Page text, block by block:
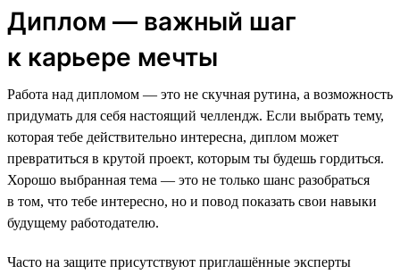
Диплом — важный шаг
к карьере мечты
Работа над дипломом — это не скучная рутина, а возможность
придумать для себя настоящий челлендж. Если выбрать тему,
которая тебе действительно интересна, диплом может
превратиться в крутой проект, которым ты будешь гордиться.
Хорошо выбранная тема — это не только шанс разобраться
в том, что тебе интересно, но и повод показать свои навыки
будущему работодателю.
Часто на защите присутствуют приглашённые эксперты